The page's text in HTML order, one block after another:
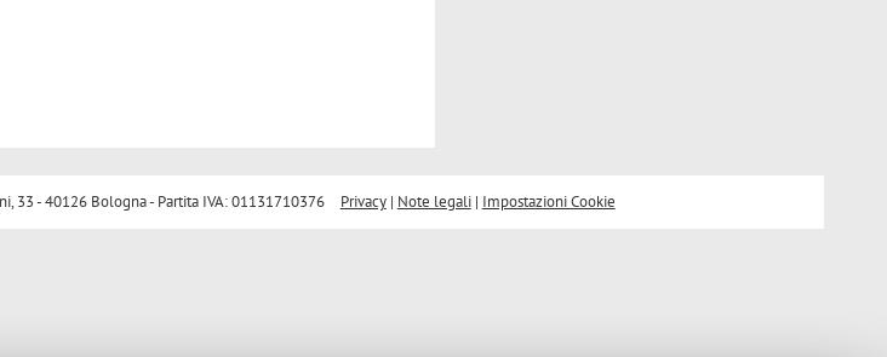
33 - 40126 Bologna - Partita IVA: 01131710376 Privacy| Note legali| Impostazioni Cookie